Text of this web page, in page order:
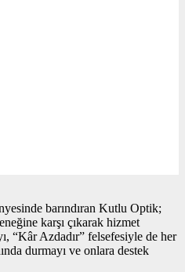
barındıran Kutlu Optik;
karşı çıkarak hizmet
“Kâr Azdadır” felsefesiyle de her
durmayı ve onlara destek